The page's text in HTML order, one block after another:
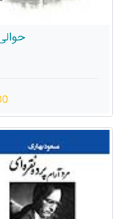
حوالی
280000 تومان